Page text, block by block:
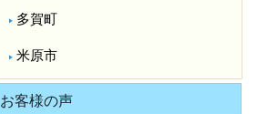
多賀町
米原市
お客様の声